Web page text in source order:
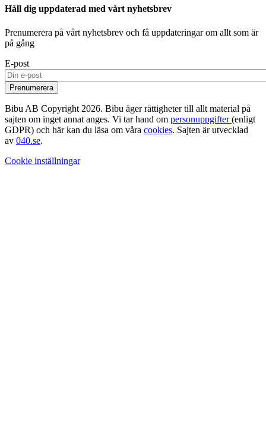
Håll dig uppdaterad med vårt nyhetsbrev
Prenumerera på vårt nyhetsbrev och få uppdateringar om allt som är
på gång
E-post
Bibu AB Copyright 2026. Bibu äger rättigheter till allt material på
sajten om inget annat anges. Vi tar hand om personuppgifter(enligt
GDPR) och här kan du läsa om våra cookies. Sajten är utvecklad
av 040.se.
Cookie inställningar